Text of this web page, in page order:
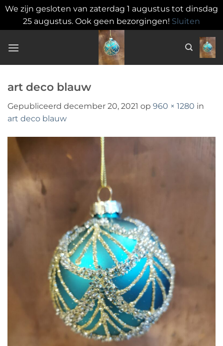
We zijn gesloten van zaterdag 1 augustus tot dinsdag
25 augustus. Ook geen bezorgingen! Sluiten
naar
art deco blauw
Gepubliceerd december 20, 2021 op 960 × 1280 in
art deco blauw